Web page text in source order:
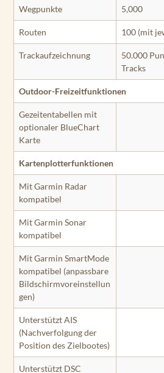
Wegpunkte 5,000
Routen 100 (mit
Trackaufzeichnung
50.000
Tracks
Outdoor-Freizeitfunktionen
Gezeitentabellen mit
optionaler BlueChart
Karte
Kartenplotterfunktionen
Mit Garmin Radar
kompatibel
Mit Garmin Sonar
kompatibel
Mit Garmin SmartMode
kompatibel (anpassbare
Bildschirmvoreinstellun
gen)
Unterstützt AIS
(Nachverfolgung der
Position des Zielbootes)
Unterstützt DSC